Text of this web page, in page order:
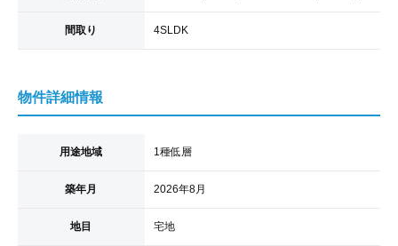
間取り 4SLDK
物件詳細情報
用途地域 1種低層
築年月 2026年8月
地目 宅地